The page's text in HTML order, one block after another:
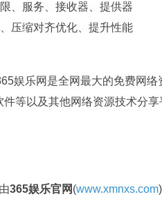
、服务、接收器、提供器
压缩对齐优化、提升性能
娱乐网是全网最大的免费网
等以及其他网络资源技术分享
365娱乐官网 (www.xmnxs.com